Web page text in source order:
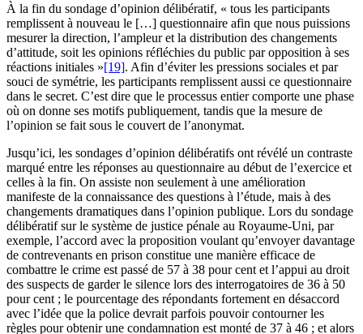
À la fin du sondage d’opinion délibératif, « tous les participants
remplissent à nouveau le […] questionnaire afin que nous puissions
mesurer la direction, l’ampleur et la distribution des changements
d’attitude, soit les opinions réfléchies du public par opposition à ses
réactions initiales »[19]. Afin d’éviter les pressions sociales et par
souci de symétrie, les participants remplissent aussi ce questionnaire
dans le secret. C’est dire que le processus entier comporte une phase
où on donne ses motifs publiquement, tandis que la mesure de
l’opinion se fait sous le couvert de l’anonymat.
Jusqu’ici, les sondages d’opinion délibératifs ont révélé un contraste
marqué entre les réponses au questionnaire au début de l’exercice et
celles à la fin. On assiste non seulement à une amélioration
manifeste de la connaissance des questions à l’étude, mais à des
changements dramatiques dans l’opinion publique. Lors du sondage
délibératif sur le système de justice pénale au Royaume-Uni, par
exemple, l’accord avec la proposition voulant qu’envoyer davantage
de contrevenants en prison constitue une manière efficace de
combattre le crime est passé de 57 à 38 pour cent et l’appui au droit
des suspects de garder le silence lors des interrogatoires de 36 à 50
pour cent ; le pourcentage des répondants fortement en désaccord
avec l’idée que la police devrait parfois pouvoir contourner les
règles pour obtenir une condamnation est monté de 37 à 46 ; et alors